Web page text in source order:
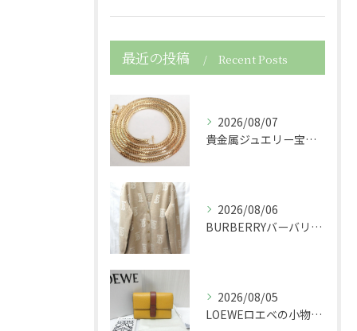
最近の投稿 Recent Posts
2026/08/07
貴金属ジュエリー宝石750K18金製の喜平ネックレスを買取さ...
2026/08/06
BURBERRYバーバリーの服アパレルTBニットカーディガン...
2026/08/05
LOEWEロエベの小物レザースモールバーティカルウォレット財...